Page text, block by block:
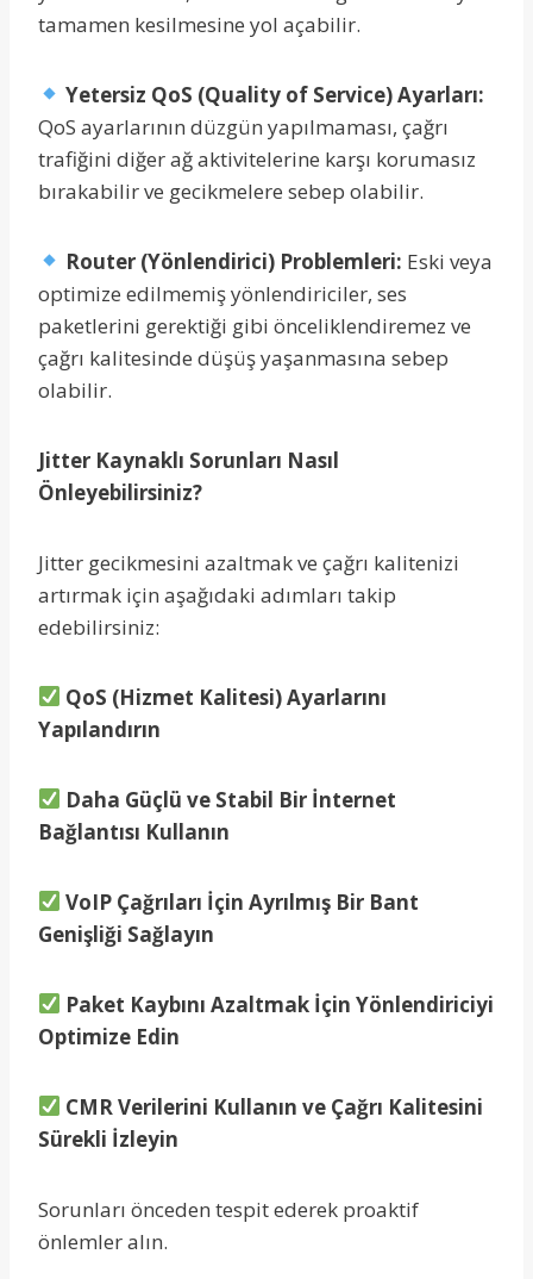
tamamen kesilmesine yol açabilir.
Yetersiz QoS (Quality of Service) Ayarları:
QoS ayarlarının düzgün yapılmaması, çağrı
trafiğini diğer ağ aktivitelerine karşı korumasız
bırakabilir ve gecikmelere sebep olabilir.
Router (Yönlendirici) Problemleri: Eski veya
optimize edilmemiş yönlendiriciler, ses
paketlerini gerektiği gibi önceliklendiremez ve
çağrı kalitesinde düşüş yaşanmasına sebep
olabilir.
Jitter Kaynaklı Sorunları Nasıl
Önleyebilirsiniz?
Jitter gecikmesini azaltmak ve çağrı kalitenizi
artırmak için aşağıdaki adımları takip
edebilirsiniz:
QoS (Hizmet Kalitesi) Ayarlarını
Yapılandırın
Daha Güçlü ve Stabil Bir İnternet
Bağlantısı Kullanın
VoIP Çağrıları İçin Ayrılmış Bir Bant
Genişliği Sağlayın
Paket Kaybını Azaltmak İçin Yönlendiriciyi
Optimize Edin
CMR Verilerini Kullanın ve Çağrı Kalitesini
Sürekli İzleyin
Sorunları önceden tespit ederek proaktif
önlemler alın.